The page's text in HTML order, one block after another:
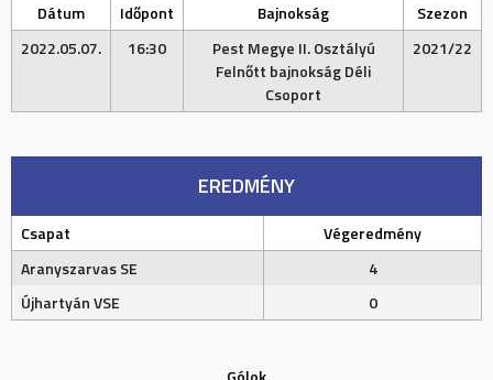
Dátum Időpont Bajnokság
Szezon
2022.05.07.
16:30
Pest Megye II. Osztályú
Felnőtt bajnokság Déli
Csoport
2021/22
EREDMÉNY
Csapat
Végeredmény
Aranyszarvas SE
4
Újhartyán VSE
0